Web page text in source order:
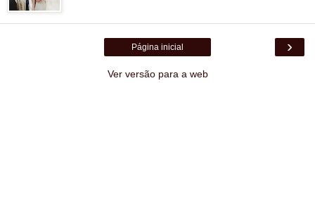
›
Página inicial
Ver versão para a web